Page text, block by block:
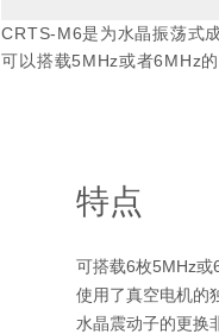
CRTS-M6是为水晶振荡式
可以搭载5MHz或者6MHz
特点
可搭载6枚5MHz
使用了真空电机的
水晶震动子的更换